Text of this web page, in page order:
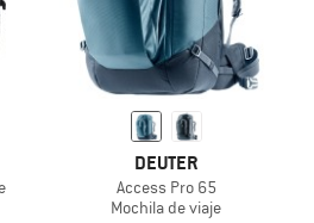
DEUTER
Access Pro 65
Mochila de viaje